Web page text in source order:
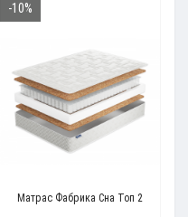
-10%
Матрас Фабрика Сна Топ 2